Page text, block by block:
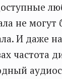
не
И даже
частота